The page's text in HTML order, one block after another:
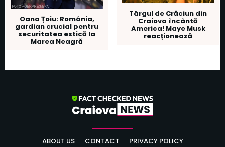
Oana Țoiu: România,
gardian crucial pentru
securitatea estică la
Marea Neagră
Târgul de Crăciun din
Craiova încântă
America! Maye Musk
reacționează
ABOUT US CONTACT PRIVACY POLICY